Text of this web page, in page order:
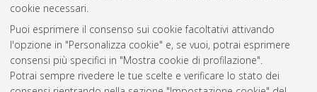
cookie necessari.
Puoi esprimere il consenso sui cookie facoltativi attivando
l'opzione in "Personalizza cookie" e, se vuoi, potrai esprimere
consensi più specifici in "Mostra cookie di profilazione".
Potrai sempre rivedere le tue scelte e verificare lo stato dei
Atom
Rss 1.0
Rss 2.0